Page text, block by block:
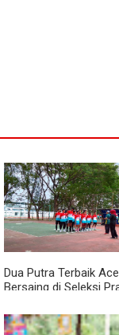
Dua Putra Terbaik
Bersaing di Seleksi